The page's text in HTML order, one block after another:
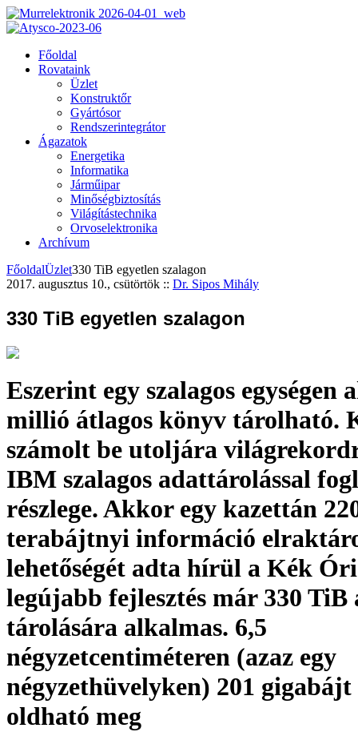
Főoldal
Rovataink
Üzlet
Konstruktőr
Gyártósor
Rendszerintegrátor
Ágazatok
Energetika
Informatika
Járműipar
Minőségbiztosítás
Világítástechnika
Orvoselektronika
Archívum
FőoldalÜzlet330 TiB egyetlen szalagon
2017. augusztus 10., csütörtök :: Dr. Sipos Mihály
330 TiB egyetlen szalagon
Eszerint egy szalagos egységen
millió átlagos könyv tárolható.
számolt be utoljára
IBM szalagos adattárolással
részlege. Akkor egy kazettán
terabájtnyi információ
lehetőségét adta hírül a Kék
legújabb fejlesztés már 330 TiB
tárolására alkalmas. 6,5
négyzetcentiméteren (azaz egy
négyzethüvelyken) 201 gigabájt
oldható meg